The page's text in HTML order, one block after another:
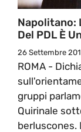
Napolitano:
Del PDL È
26 Settembre
ROMA -
gruppi
Quirinale
berluscones.